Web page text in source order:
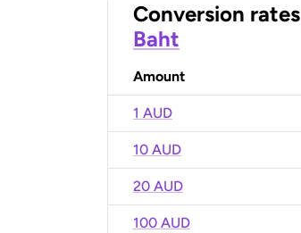
Conversion rates
Baht
Amount
1 AUD
10 AUD
20 AUD
100 AUD